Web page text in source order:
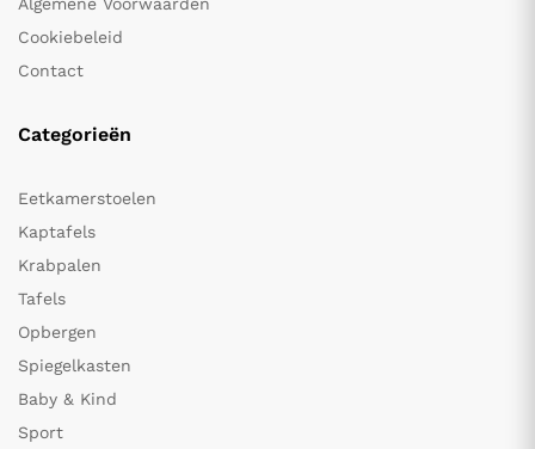
Algemene Voorwaarden
Cookiebeleid
Contact
Categorieën
Eetkamerstoelen
Kaptafels
Krabpalen
Tafels
Opbergen
Spiegelkasten
Baby & Kind
Sport